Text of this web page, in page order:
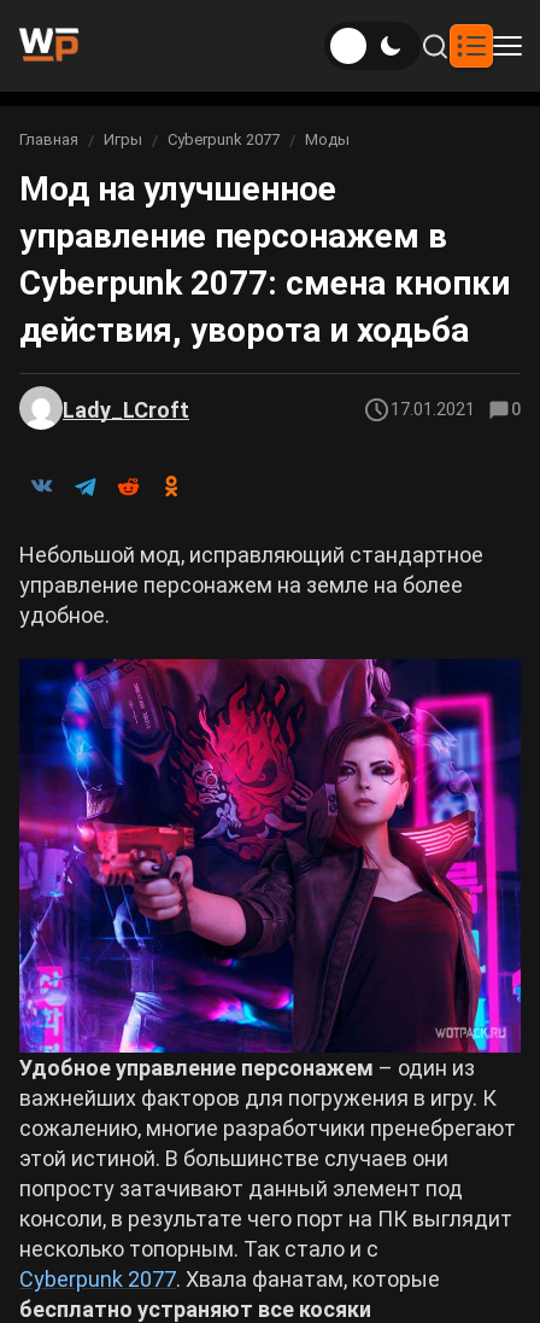
Новости
Новости Genshin Impact
Новости Honkai: Star Rail
Новости Zenless Zone Zero
Игры
Genshin Impact
Honkai: Star Rail
Neverness to Everness
Crimson Desert
Zenless Zone Zero
Kingdom Come: Deliverance 2
Path of Exile 2
Wuthering Waves
Roblox
Hogwarts Legacy
Cyberpunk 2077
Все игры
Билды
Билды Genshin Impact
Билды Honkai: Star Rail
Билды Arknights: Endfield
Билды Wuthering Waves
Билды Cyberpunk 2077
Билды Path of Exile 2
Интересное
Рейтинги
Аниме
Фильмы и сериалы
Вы здесь:
Главная Игры Cyberpunk 2077 Моды
Мод на улучшенное
управление персонажем в
Cyberpunk 2077: смена кнопки
действия, уворота и ходьба
Lady_LCroft 17.01.2021 0
Небольшой мод, исправляющий стандартное
управление персонажем на земле на более
удобное.
Удобное управление персонажем – один из
важнейших факторов для погружения в игру. К
сожалению, многие разработчики пренебрегают
этой истиной. В большинстве случаев они
попросту затачивают данный элемент под
консоли, в результате чего порт на ПК выглядит
несколько топорным. Так стало и с
Cyberpunk 2077. Хвала фанатам, которые
бесплатно устраняют все косяки